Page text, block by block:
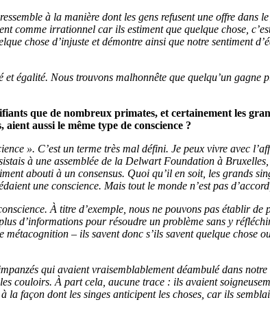
à la manière dont les gens refusent une offre dans
comme irrationnel car ils estiment que quelque chose,
chose d’injuste et démontre ainsi que notre sentiment
égalité. Nous trouvons malhonnête que quelqu’un
que de nombreux primates, et certainement les
aient aussi le même type de conscience ?
». C’est un terme très mal défini. Je peux vivre avec
à une assemblée de la Delwart Foundation à
abouti à un consensus. Quoi qu’il en soit, les grands
une conscience. Mais tout le monde n’est pas
À titre d’exemple, nous ne pouvons pas établir
d’informations pour résoudre un problème sans y
métacognition – ils savent donc s’ils savent quelque
qui avaient vraisemblablement déambulé dans
couloirs. À part cela, aucune trace : ils avaient
façon dont les singes anticipent les choses, car ils